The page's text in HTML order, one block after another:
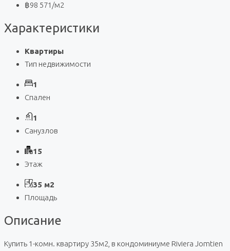
฿98 571 /м2
Характеристики
Квартиры
Тип недвижимости
1
Спален
1
Санузлов
15
Этаж
35 м2
Площадь
Описание
Купить 1-комн. квартиру 35м2, в кондоминиуме Riviera Jomtien